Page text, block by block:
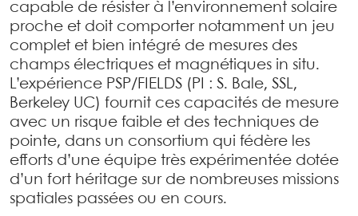
capable de résister à l’environnement solaire
proche et doit comporter notamment un jeu
complet et bien intégré de mesures des
champs électriques et magnétiques in situ.
L’expérience PSP/FIELDS (PI : S. Bale, SSL,
Berkeley UC) fournit ces capacités de mesure
avec un risque faible et des techniques de
pointe, dans un consortium qui fédère les
efforts d’une équipe très expérimentée dotée
d’un fort héritage sur de nombreuses missions
spatiales passées ou en cours.